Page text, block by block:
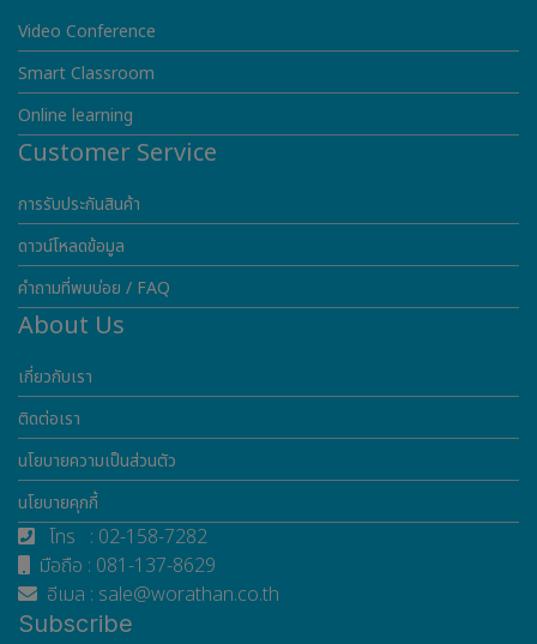
Video Conference
Smart Classroom
Online learning
Customer Service
การรับประกันสินค้า
ดาวน์โหลดข้อมูล
คำถามที่พบบ่อย / FAQ
About Us
เกี่ยวกับเรา
ติดต่อเรา
นโยบายความเป็นส่วนตัว
นโยบายคุกกี้
โทร : 02-158-7282
มือถือ : 081-137-8629
อีเมล : sale@worathan.co.th
Subscribe